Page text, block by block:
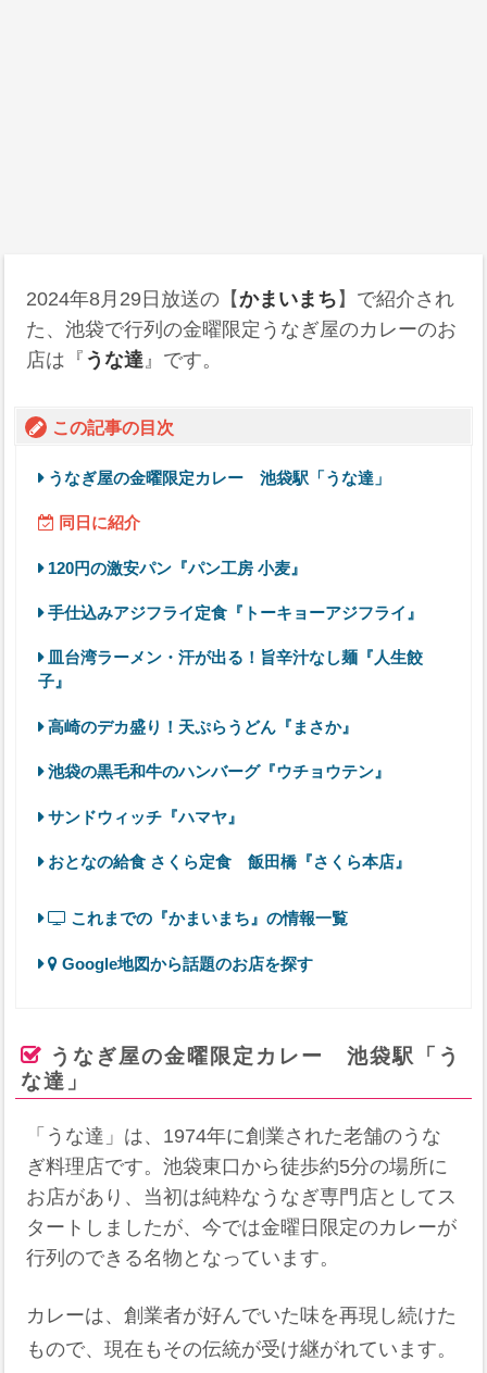
2024年8月29日 放送の【かまいまち 】で紹介され
た、池袋で行列の金曜限定うなぎ屋のカレーのお
店は『 うな達 』です。
この記事の目次
うなぎ屋の金曜限定カレー 池袋駅「うな達」
同日に紹介
120円の激安パン『パン工房 小麦』
手仕込みアジフライ定食『トーキョーアジフライ』
皿台湾ラーメン・汗が出る！旨辛汁なし麺『人生餃
子』
高崎のデカ盛り！天ぷらうどん『まさか』
池袋の黒毛和牛のハンバーグ『ウチョウテン』
サンドウィッチ『ハマヤ』
おとなの給食 さくら定食 飯田橋『さくら本店』
これまでの『かまいまち』の情報一覧
Google地図から話題のお店を探す
うなぎ屋の金曜限定カレー 池袋駅「う
な達」
「うな達」は、1974年に創業された老舗のうな
ぎ料理店です。池袋東口から徒歩約5分の場所に
お店があり、当初は純粋なうなぎ専門店としてス
タートしましたが、今では金曜日限定のカレーが
行列のできる名物となっています。
カレーは、創業者が好んでいた味を再現し続けた
もので、現在もその伝統が受け継がれています。